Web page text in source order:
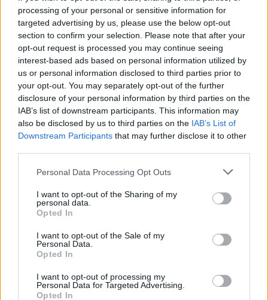
processing of your personal or sensitive information for
targeted advertising by us, please use the below opt-out
section to confirm your selection. Please note that after your
opt-out request is processed you may continue seeing
interest-based ads based on personal information utilized by
us or personal information disclosed to third parties prior to
your opt-out. You may separately opt-out of the further
disclosure of your personal information by third parties on the
IAB’s list of downstream participants. This information may
also be disclosed by us to third parties on the IAB’s List of
Downstream Participants that may further disclose it to other
Personal Data Processing Opt Outs
I want to opt-out of the Sharing of my
personal data.
Opted In
I want to opt-out of the Sale of my
Personal Data.
Opted In
I want to opt-out of processing my
Personal Data for Targeted Advertising.
Opted In
Una tormenta rompe la presa de El Gasco, cerca
de Madrid (España). Obra del ingeniero Carlos
Lemaur.
Efemérides de mayo